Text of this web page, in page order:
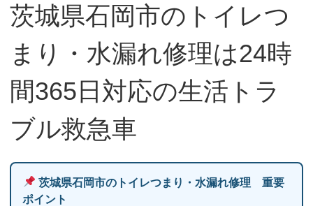
茨城県石岡市のトイレつ
まり・水漏れ修理は24時
間365日対応の生活トラ
ブル救急車
茨城県石岡市のトイレつまり・水漏れ修理 重要
ポイント